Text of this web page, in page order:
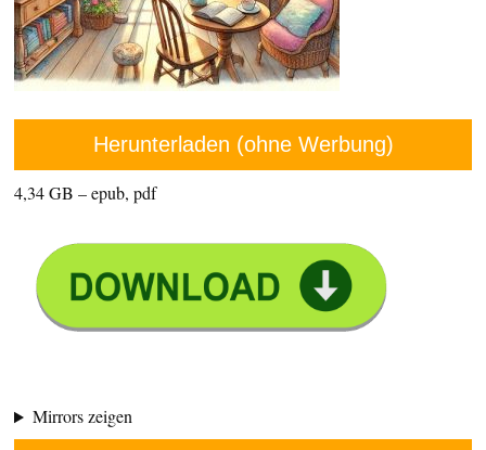
Herunterladen (ohne Werbung)
4,34 GB – epub, pdf
Mirrors zeigen